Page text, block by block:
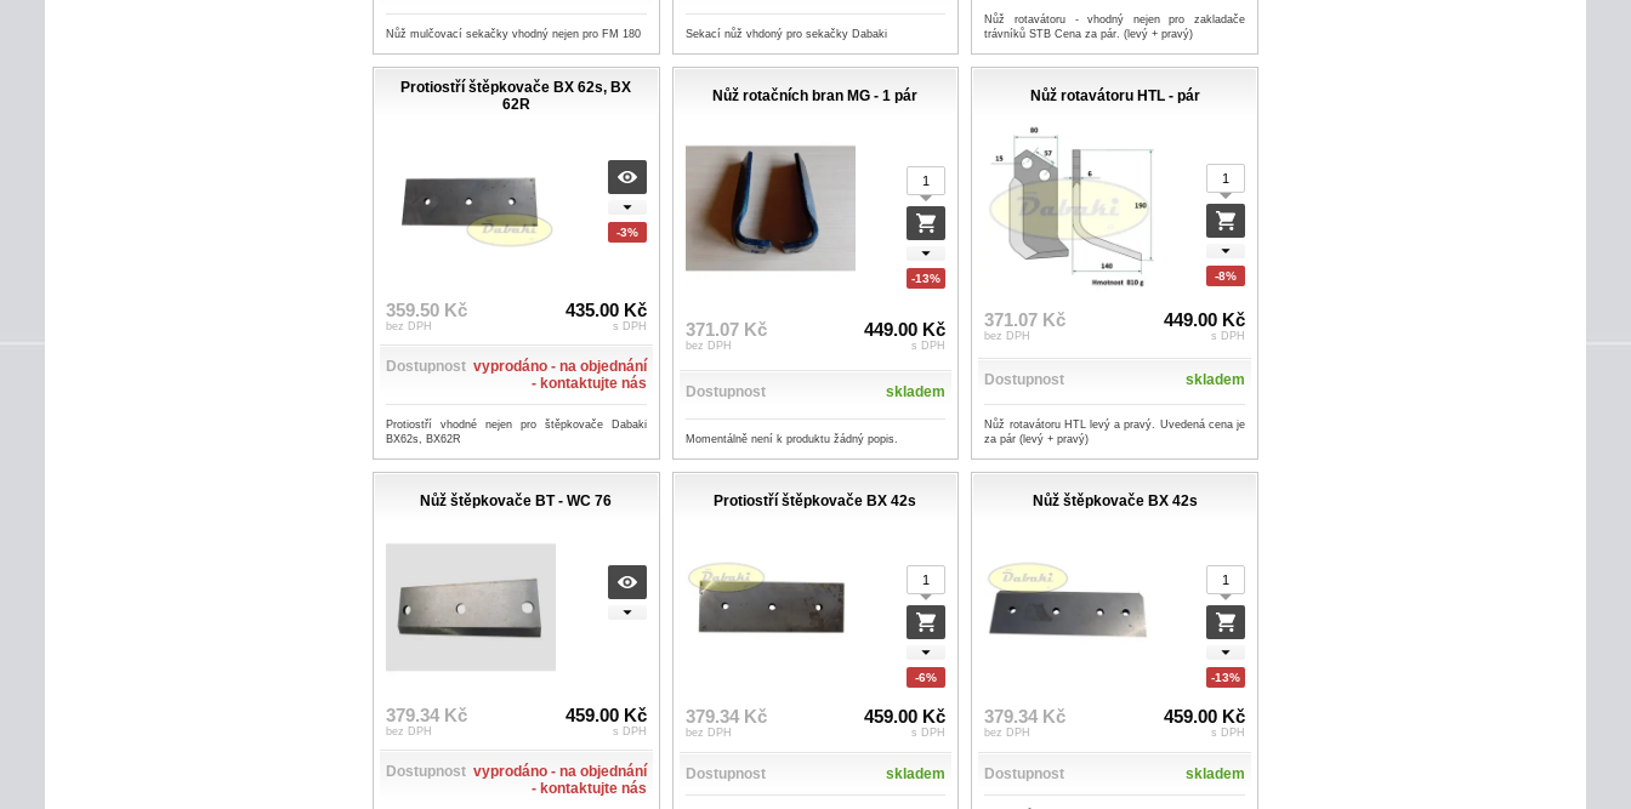
Nůž mulčovací sekačky vhodný nejen pro FM 180 Sekací nůž vhdoný pro sekačky Dabaki
Nůž rotavátoru - vhodný nejen pro zakladače
trávníků STB Cena za pár. (levý + pravý)
Protiostří štěpkovače BX 62s, BX
62R
-3%
359.50 Kč
bez DPH
435.00 Kč
s DPH
Dostupnost vyprodáno - na objednání
- kontaktujte nás
Protiostří vhodné nejen pro štěpkovače Dabaki
BX62s, BX62R
Nůž rotačních bran MG - 1 pár
-13%
371.07 Kč
bez DPH
449.00 Kč
s DPH
Dostupnost skladem
Momentálně není k produktu žádný popis.
Nůž rotavátoru HTL - pár
-8%
371.07 Kč
bez DPH
449.00 Kč
s DPH
Dostupnost skladem
Nůž rotavátoru HTL levý a pravý. Uvedená cena je
za pár (levý + pravý)
Nůž štěpkovače BT - WC 76
379.34 Kč
bez DPH
459.00 Kč
s DPH
Dostupnost vyprodáno - na objednání
- kontaktujte nás
Protiostří štěpkovače BX 42s
-6%
379.34 Kč
bez DPH
459.00 Kč
s DPH
Dostupnost skladem
Nůž štěpkovače BX 42s
-13%
379.34 Kč
bez DPH
459.00 Kč
s DPH
Dostupnost skladem